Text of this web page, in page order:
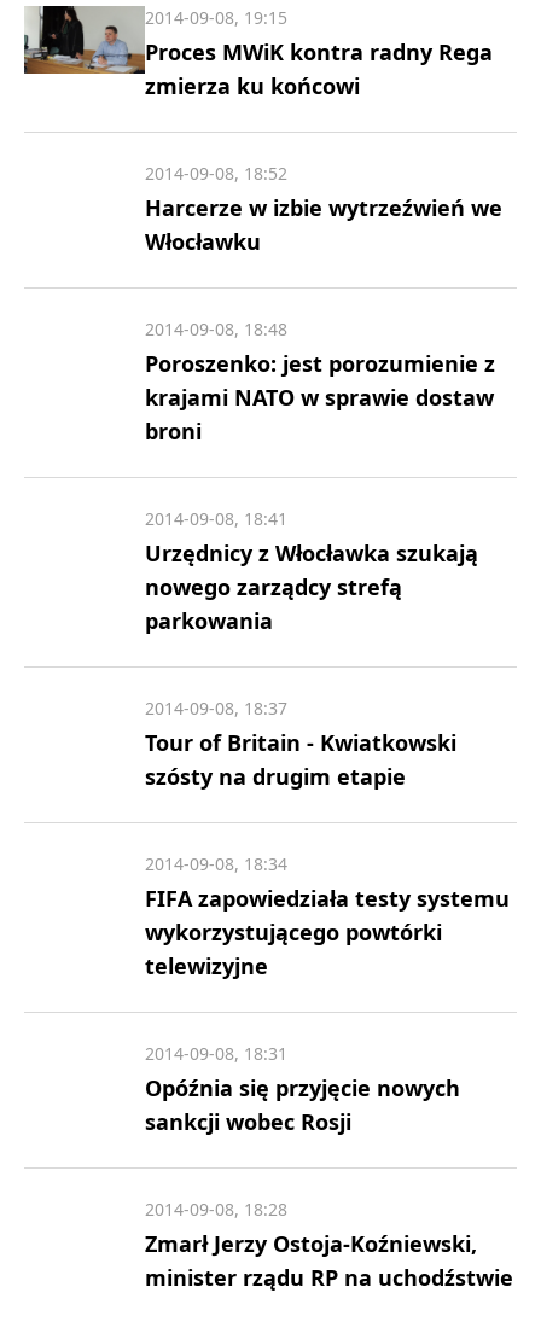
Proces MWiK kontra radny Rega
zmierza ku końcowi
2014-09-08, 19:15
Harcerze w izbie wytrzeźwień we
Włocławku
2014-09-08, 18:52
Poroszenko: jest porozumienie z
krajami NATO w sprawie dostaw
broni
2014-09-08, 18:48
Urzędnicy z Włocławka szukają
nowego zarządcy strefą
parkowania
2014-09-08, 18:41
Tour of Britain - Kwiatkowski
szósty na drugim etapie
2014-09-08, 18:37
FIFA zapowiedziała testy systemu
wykorzystującego powtórki
telewizyjne
2014-09-08, 18:34
Opóźnia się przyjęcie nowych
sankcji wobec Rosji
2014-09-08, 18:31
Zmarł Jerzy Ostoja-Koźniewski,
minister rządu RP na uchodźstwie
2014-09-08, 18:28